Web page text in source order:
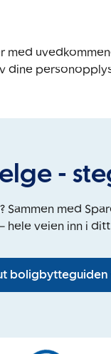
med
dine
-
med
hele veien inn i
boligbytteguiden